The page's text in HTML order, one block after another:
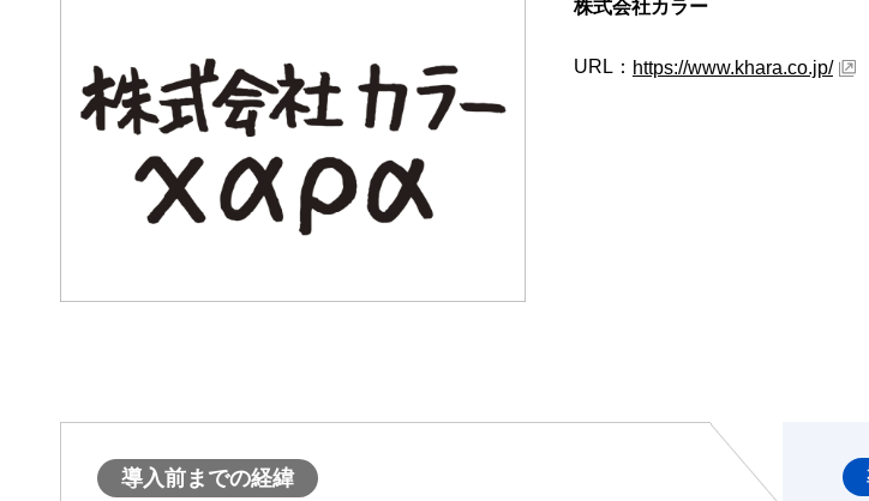
株式会社カラー
URL： https://www.khara.co.jp/
導入前までの経緯